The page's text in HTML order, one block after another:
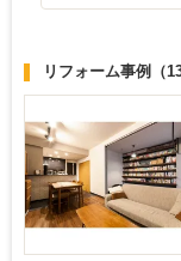
リフォーム事例 （